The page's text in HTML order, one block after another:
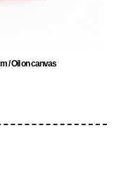
/ Oil on canvas